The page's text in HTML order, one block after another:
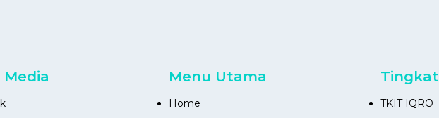
Media Menu Utama
Home
Tingkat
TKIT IQRO